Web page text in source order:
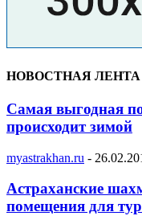
НОВОСТНАЯ ЛЕНТА
Самая выгодная
происходит зимой
myastrakhan.ru -
Астраханские
помещения для